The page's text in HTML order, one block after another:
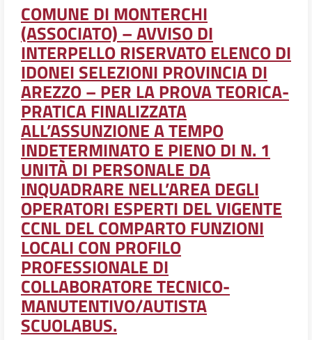
COMUNE DI MONTERCHI
(ASSOCIATO) – AVVISO DI
INTERPELLO RISERVATO ELENCO DI
IDONEI SELEZIONI PROVINCIA DI
AREZZO – PER LA PROVA TEORICA-
PRATICA FINALIZZATA
ALL’ASSUNZIONE A TEMPO
INDETERMINATO E PIENO DI N. 1
UNITÀ DI PERSONALE DA
INQUADRARE NELL’AREA DEGLI
OPERATORI ESPERTI DEL VIGENTE
CCNL DEL COMPARTO FUNZIONI
LOCALI CON PROFILO
PROFESSIONALE DI
COLLABORATORE TECNICO-
MANUTENTIVO/AUTISTA
SCUOLABUS.